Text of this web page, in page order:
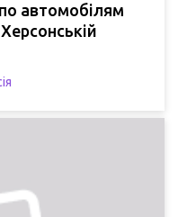
автомобілям